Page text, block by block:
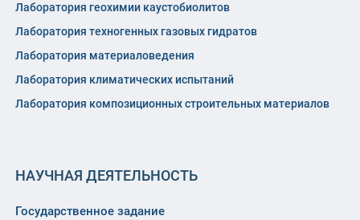
Лаборатория геохимии каустобиолитов
Лаборатория техногенных газовых гидратов
Лаборатория материаловедения
Лаборатория климатических испытаний
Лаборатория композиционных строительных материалов
НАУЧНАЯ ДЕЯТЕЛЬНОСТЬ
Государственное задание